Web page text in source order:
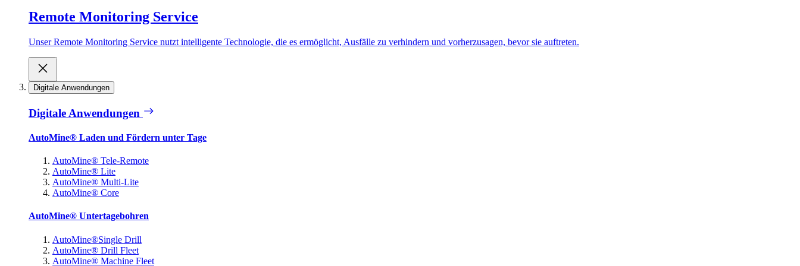
Remote Monitoring Service
Unser Remote Monitoring Service nutzt intelligente Technologie, die es ermöglicht, Ausfälle zu verhindern und vorherzusagen, bevor sie auftreten.
Digitale Anwendungen
Digitale Anwendungen
AutoMine® Laden und Fördern unter Tage
AutoMine® Tele-Remote
AutoMine® Lite
AutoMine® Multi-Lite
AutoMine® Core
AutoMine® Untertagebohren
AutoMine®Single Drill
AutoMine® Drill Fleet
AutoMine® Machine Fleet